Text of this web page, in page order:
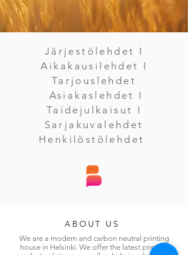
Järjestölehdet I
Aikakausilehdet I
Tarjouslehdet
Asiakaslehdet I
Taidejulkaisut I
Sarjakuvalehdet
Henkilöstölehdet
ABOUT US
We are a modern and carbon neutral printing
house in Helsinki. We offer the latest printing